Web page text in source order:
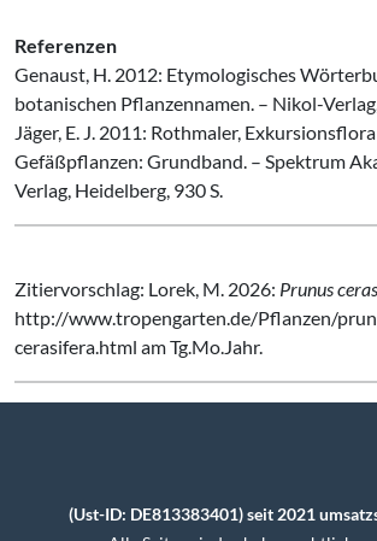
Referenzen
Genaust, H. 2012: Etymologisches
botanischen Pflanzennamen. – Nikol-
Jäger, E. J. 2011: Rothmaler,
Gefäßpflanzen: Grundband. – Spektrum
Verlag, Heidelberg, 930 S.
Zitiervorschlag: Lorek, M. 2026: Prunus
http://www.tropengarten.de/Pflanzen/
cerasifera.html am Tg.Mo.Jahr.
(Ust-ID: DE813383401) seit 2021